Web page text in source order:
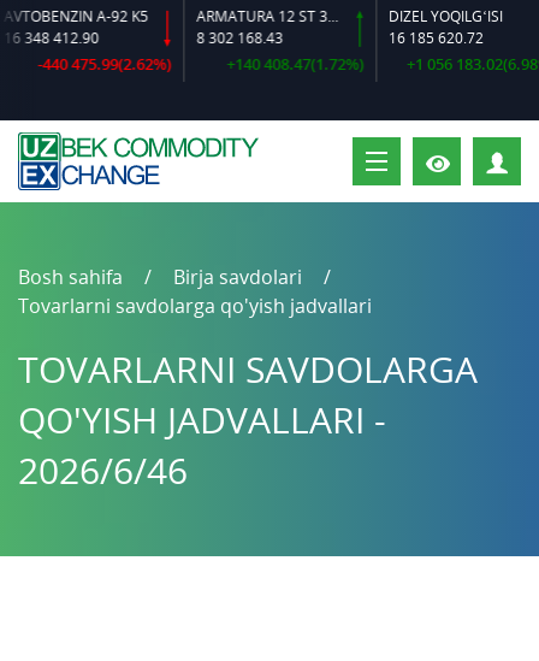
A-92 K5
412.90
-440 475.99(2.62%)
ARMATURA 12 ST 35 GS O‘LCHAMLI
8 302 168.43
+140 408.47(1.72%)
DIZEL YOQILG‘ISI
16 185 620.72
+1 056 183.02(6.98%)
Bosh sahifa
Birja savdolari
Tovarlarni savdolarga qo'yish jadvallari
TOVARLARNI SAVDOLARGA
QO'YISH JADVALLARI -
2026/6/46